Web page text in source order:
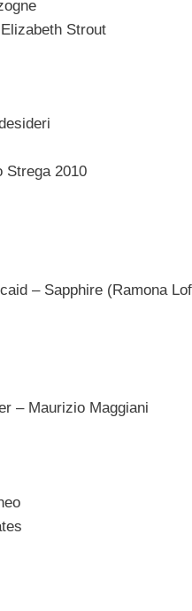
Strout
Strega 2010
– Sapphire (Ramona
– Maurizio Maggiani